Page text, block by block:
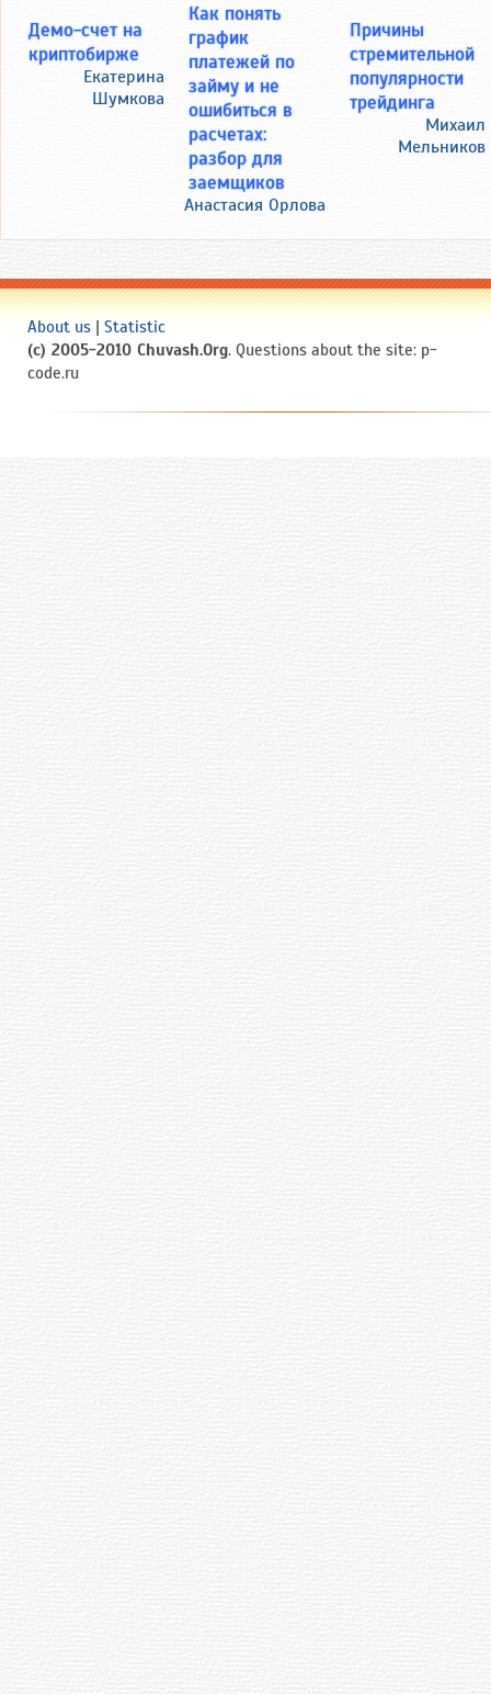
Демо-счет на
криптобирже
Екатерина
Шумкова
Как понять
график
платежей по
займу и не
ошибиться в
расчетах:
разбор для
заемщиков
Анастасия Орлова
Причины
стремительной
популярности
трейдинга
Михаил
Мельников
About us
Statistic
(c) 2005-2010 Chuvash.Org. Questions about the site: p-
code.ru